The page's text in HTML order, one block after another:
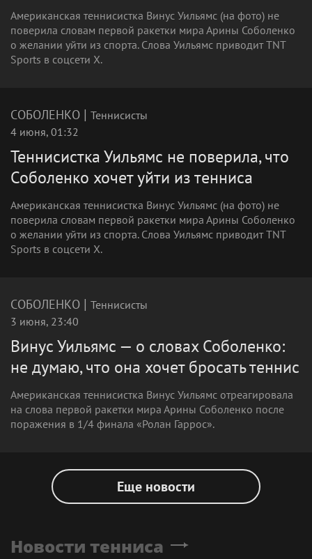
Американская теннисистка Винус Уильямс (на фото) не
поверила словам первой ракетки мира Арины Соболенко
о желании уйти из спорта. Слова Уильямс приводит TNT
Sports в соцсети X.
СОБОЛЕНКО | Теннисисты
4 июня, 01:32
Теннисистка Уильямс не поверила, что
Соболенко хочет уйти из тенниса
Американская теннисистка Винус Уильямс (на фото) не
поверила словам первой ракетки мира Арины Соболенко
о желании уйти из спорта. Слова Уильямс приводит TNT
Sports в соцсети X.
СОБОЛЕНКО | Теннисисты
3 июня, 23:40
Винус Уильямс — о словах Соболенко:
не думаю, что она хочет бросать теннис
Американская теннисистка Винус Уильямс отреагировала
на слова первой ракетки мира Арины Соболенко после
поражения в 1/4 финала «Ролан Гаррос».
Еще новости
Новости тенниса